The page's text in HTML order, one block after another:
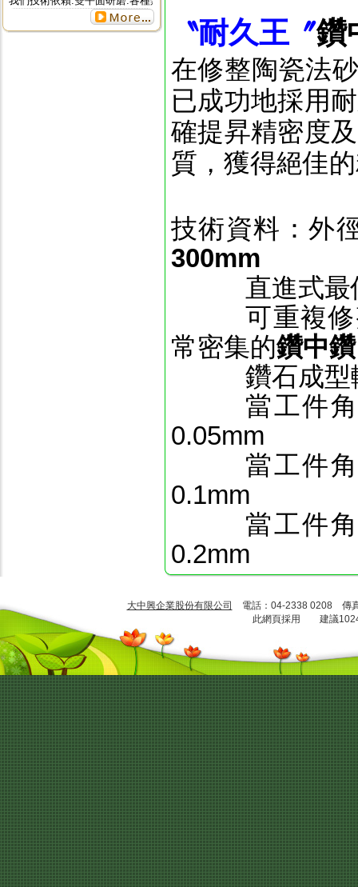
〝耐久王 〞鑽
在修整陶瓷法
已成功地採用
確提昇精密度
質，獲得絕佳
技術資料：外
300mm
直進式
可重複
常密集的鑽中鑽
鑽石成型
當工件
0.05mm
當工件
0.1mm
當工件
0.2mm
大中興企業股份有限公司
電話：04-2338 0208 傳
此網頁採用 建議